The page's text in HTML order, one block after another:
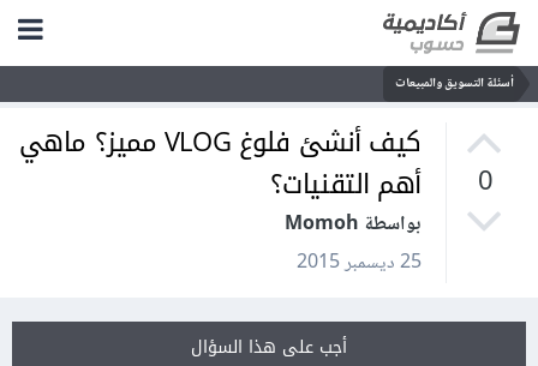
أسئلة التسويق والمبيعات
0
كيف أنشئ فلوغ VLOG مميز؟ ماهي
أهم التقنيات؟
بواسطة Momoh
25 ديسمبر 2015
أجب على هذا السؤال